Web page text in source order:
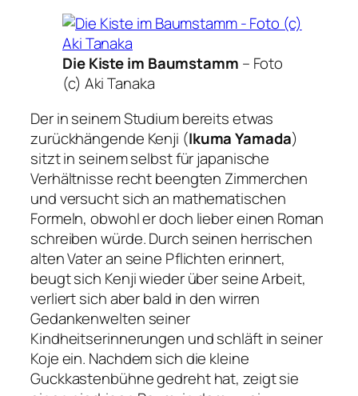
Die Kiste im Baumstamm – Foto
(c) Aki Tanaka
Der in seinem Studium bereits etwas
zurückhängende Kenji (Ikuma Yamada)
sitzt in seinem selbst für japanische
Verhältnisse recht beengten Zimmerchen
und versucht sich an mathematischen
Formeln, obwohl er doch lieber einen Roman
schreiben würde. Durch seinen herrischen
alten Vater an seine Pflichten erinnert,
beugt sich Kenji wieder über seine Arbeit,
verliert sich aber bald in den wirren
Gedankenwelten seiner
Kindheitserinnerungen und schläft in seiner
Koje ein. Nachdem sich die kleine
Guckkastenbühne gedreht hat, zeigt sie